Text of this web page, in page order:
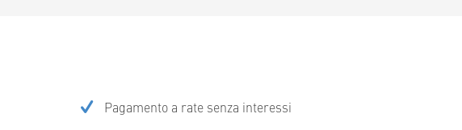
Pagamento a rate senza interessi